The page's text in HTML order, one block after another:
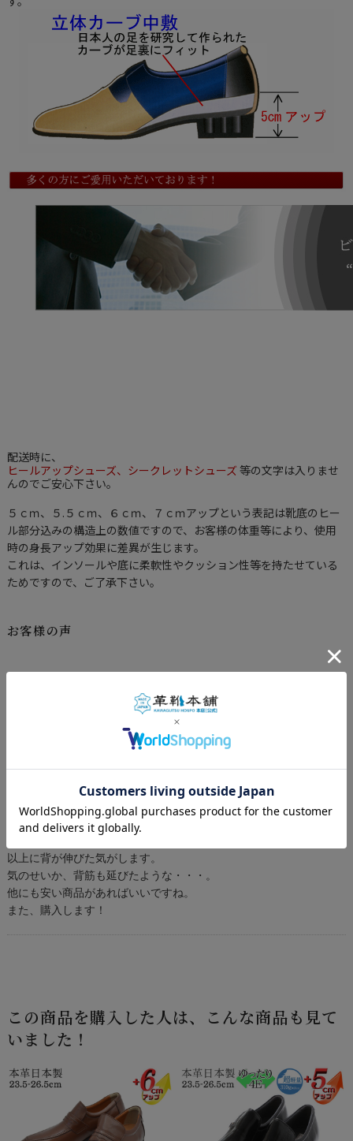
配送時に、
ヒールアップシューズ、シークレットシューズ 等の文字は入りませ
んのでご安心下さい。
５ｃｍ、５.５ｃｍ、６ｃｍ、７ｃｍアップという表記は靴底のヒー
ル部分込みの構造上の数値ですので、お客様の体重等により、使用
時の身長アップ効果に差異が生じます。
これは、インソールや底に柔軟性やクッション性等を持たせている
ためですので、ご了承下さい。
お客様の声
４E幅の安い商品が他にはないので、この商品は続けてください。
シークレットシューズは値段が高いものが多いので、初めてなので
値段で選びました。
以上に背が伸びた気がします。
気のせいか、背筋も延びたような・・・。
他にも安い商品があればいいですね。
また、購入します！
この商品を購入した人は、こんな商品も見て
いました！